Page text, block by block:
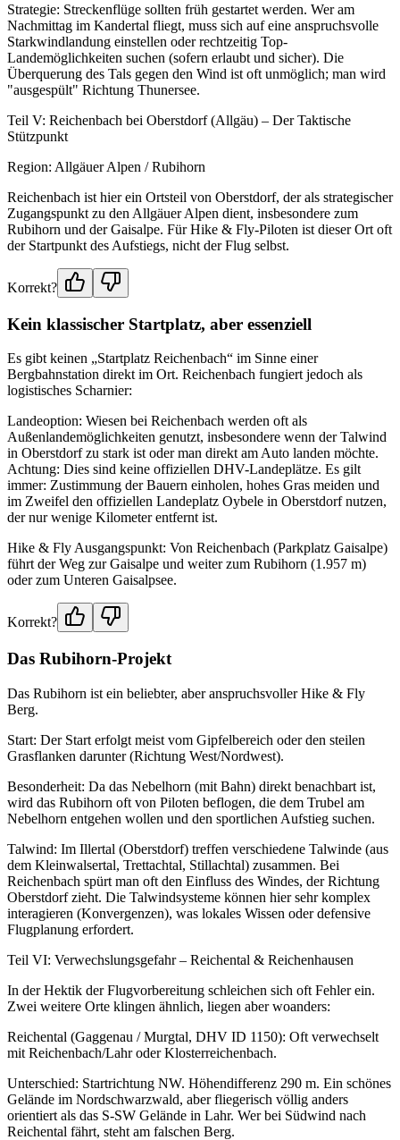
Strategie: Streckenflüge sollten früh gestartet werden. Wer am
Nachmittag im Kandertal fliegt, muss sich auf eine anspruchsvolle
Starkwindlandung einstellen oder rechtzeitig Top-
Landemöglichkeiten suchen (sofern erlaubt und sicher). Die
Überquerung des Tals gegen den Wind ist oft unmöglich; man wird
"ausgespült" Richtung Thunersee.
Teil V: Reichenbach bei Oberstdorf (Allgäu) – Der Taktische
Stützpunkt
Region: Allgäuer Alpen / Rubihorn
Reichenbach ist hier ein Ortsteil von Oberstdorf, der als strategischer
Zugangspunkt zu den Allgäuer Alpen dient, insbesondere zum
Rubihorn und der Gaisalpe. Für Hike & Fly-Piloten ist dieser Ort oft
der Startpunkt des Aufstiegs, nicht der Flug selbst.
Korrekt?
Kein klassischer Startplatz, aber essenziell
Es gibt keinen „Startplatz Reichenbach“ im Sinne einer
Bergbahnstation direkt im Ort. Reichenbach fungiert jedoch als
logistisches Scharnier:
Landeoption: Wiesen bei Reichenbach werden oft als
Außenlandemöglichkeiten genutzt, insbesondere wenn der Talwind
in Oberstdorf zu stark ist oder man direkt am Auto landen möchte.
Achtung: Dies sind keine offiziellen DHV-Landeplätze. Es gilt
immer: Zustimmung der Bauern einholen, hohes Gras meiden und
im Zweifel den offiziellen Landeplatz Oybele in Oberstdorf nutzen,
der nur wenige Kilometer entfernt ist.
Hike & Fly Ausgangspunkt: Von Reichenbach (Parkplatz Gaisalpe)
führt der Weg zur Gaisalpe und weiter zum Rubihorn (1.957 m)
oder zum Unteren Gaisalpsee.
Korrekt?
Das Rubihorn-Projekt
Das Rubihorn ist ein beliebter, aber anspruchsvoller Hike & Fly
Berg.
Start: Der Start erfolgt meist vom Gipfelbereich oder den steilen
Grasflanken darunter (Richtung West/Nordwest).
Besonderheit: Da das Nebelhorn (mit Bahn) direkt benachbart ist,
wird das Rubihorn oft von Piloten beflogen, die dem Trubel am
Nebelhorn entgehen wollen und den sportlichen Aufstieg suchen.
Talwind: Im Illertal (Oberstdorf) treffen verschiedene Talwinde (aus
dem Kleinwalsertal, Trettachtal, Stillachtal) zusammen. Bei
Reichenbach spürt man oft den Einfluss des Windes, der Richtung
Oberstdorf zieht. Die Talwindsysteme können hier sehr komplex
interagieren (Konvergenzen), was lokales Wissen oder defensive
Flugplanung erfordert.
Teil VI: Verwechslungsgefahr – Reichental & Reichenhausen
In der Hektik der Flugvorbereitung schleichen sich oft Fehler ein.
Zwei weitere Orte klingen ähnlich, liegen aber woanders:
Reichental (Gaggenau / Murgtal, DHV ID 1150): Oft verwechselt
mit Reichenbach/Lahr oder Klosterreichenbach.
Unterschied: Startrichtung NW. Höhendifferenz 290 m. Ein schönes
Gelände im Nordschwarzwald, aber fliegerisch völlig anders
orientiert als das S-SW Gelände in Lahr. Wer bei Südwind nach
Reichental fährt, steht am falschen Berg.